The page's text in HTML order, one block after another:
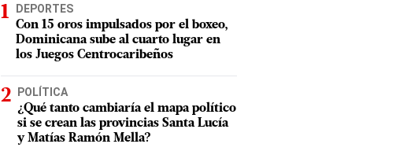
DEPORTES
Con 15 oros impulsados por el boxeo,
Dominicana sube al cuarto lugar en
los Juegos Centrocaribeños
POLÍTICA
¿Qué tanto cambiaría el mapa político
si se crean las provincias Santa Lucía
y Matías Ramón Mella?